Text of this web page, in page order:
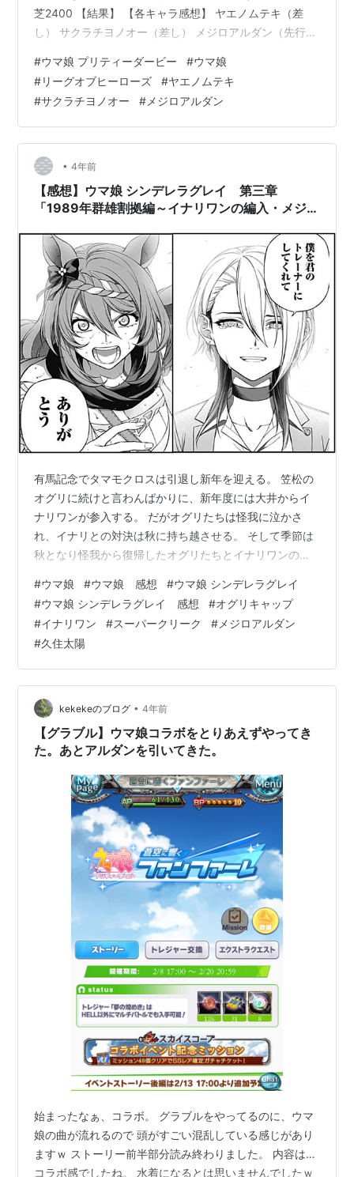
芝2400 【結果】 【各キャラ感想】 ヤエノムテキ（差
し） サクラチヨノオー（差し） メジロアルダン（先行）
テキ（先行） サクラチヨノオー（先行） メジロアルダン
（先行） 第3回京都 芝3000 【結果】 【各キャラ感想】
ヤエノムテキ（差し） サクラチヨノオー（先行） メジロ
アルダン（先行） まとめ 第1回東京 芝2400 【結果】 獲
得pt 31,180 最もptを獲得…
#ウマ娘 プリティーダービー #ウマ娘
#リーグオブヒーローズ #ヤエノムテキ
#サクラチヨノオー #メジロアルダン
• 4年前
【感想】ウマ娘 シンデレラグレイ 第三章
「1989年群雄割拠編～イナリワンの編入・メジロ
(77話～101話)
有馬記念でタマモクロスは引退し新年を迎える。 笠松の
オグリに続けと言わんばかりに、新年度には大井からイ
ナリワンが参入する。 だがオグリたちは怪我に泣かさ
れ、イナリとの対決は秋に持ち越させる。 そして季節は
秋となり怪我から復帰したオグリたちとイナリワンの対
るがオグリキャップが勝利を飾る。 秋天ではクリークと
シングレオリキャラトレーナー奈瀬文乃の絆が描かれク
リークが1着となる。 領域対決となりがちだった本作で領
域を捨てたクリークが作戦とスタミナで勝利した感動的
な戦いとなった。 【目次】 イナリワンの中央編入とオグ
リたちの怪我 毎日王冠(1989.…
#ウマ娘 #ウマ娘 感想 #ウマ娘 シンデレラグレイ
#ウマ娘 シンデレラグレイ 感想 #オグリキャップ
#イナリワン #スーパークリーク #メジロアルダン
#久住太陽
kekekeのブログ • 4年前
【グラブル】ウマ娘コラボをとりあえずやってき
た。あとアルダンを引いてきた。
始まったなぁ、コラボ。 グラブルをやってるのに、ウマ
娘の曲が流れるので 頭がすごい混乱している感じがあり
ますｗ ストーリー前半部分読み終わりました。 内容は…
コラボ感でしたね。 水着になるとは思いませんでしたｗ